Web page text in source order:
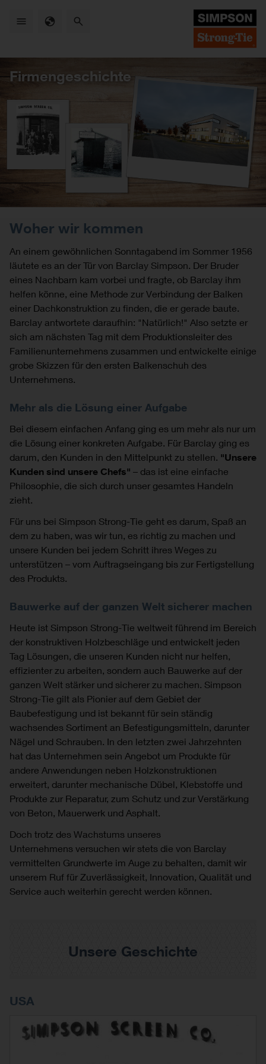
Firmengeschichte
Woher wir kommen
An einem gewöhnlichen Sonntagabend im Sommer 1956
läutete es an der Tür von Barclay Simpson. Der Bruder
eines Nachbarn kam vorbei und fragte, ob Barclay ihm
helfen könne, eine Methode zur Verbindung der Balken
einer Dachkonstruktion zu finden, die er gerade baute.
Barclay antwortete daraufhin: "Natürlich!" Also setzte er
sich am nächsten Tag mit dem Produktionsleiter des
Familienunternehmens zusammen und entwickelte einige
grobe Skizzen für den ersten Balkenschuh des
Unternehmens.
Mehr als die Lösung einer Aufgabe
Bei diesem einfachen Anfang ging es um mehr als nur um
die Lösung einer konkreten Aufgabe. Für Barclay ging es
darum, den Kunden in den Mittelpunkt zu stellen. "Unsere
Kunden sind unsere Chefs" – das ist eine einfache
Philosophie, die sich durch unser gesamtes Handeln
zieht.
Für uns bei Simpson Strong-Tie geht es darum, Spaß an
dem zu haben, was wir tun, es richtig zu machen und
unsere Kunden bei jedem Schritt ihres Weges zu
unterstützen – vom Auftragseingang bis zur Fertigstellung
des Produkts.
Bauwerke auf der ganzen Welt sicherer machen
Heute ist Simpson Strong-Tie weltweit führend im Bereich
der konstruktiven Holzbeschläge und entwickelt jeden
Tag Lösungen, die unseren Kunden nicht nur helfen,
effizienter zu arbeiten, sondern auch Bauwerke auf der
ganzen Welt stärker und sicherer zu machen. Simpson
Strong-Tie gilt als Pionier auf dem Gebiet der
Baubefestigung und ist bekannt für sein ständig
wachsendes Sortiment an Befestigungsmitteln, darunter
Nägel und Schrauben. In den letzten zwei Jahrzehnten
hat das Unternehmen sein Angebot um Produkte für
andere Anwendungen neben Holzkonstruktionen
erweitert, darunter mechanische Dübel, Klebstoffe und
Produkte zur Reparatur, zum Schutz und zur Verstärkung
von Beton, Mauerwerk und Asphalt.
Doch trotz des Wachstums unseres
Unternehmens versuchen wir stets die von Barclay
vermittelten Grundwerte im Auge zu behalten, damit wir
unserem Ruf für Zuverlässigkeit, Innovation, Qualität und
Service auch weiterhin gerecht werden können.
Unsere Geschichte
USA